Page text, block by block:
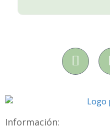
Información: